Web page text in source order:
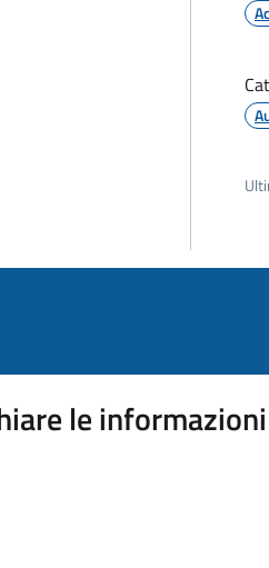
le